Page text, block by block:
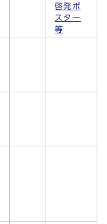
啓発ポ
スター
等